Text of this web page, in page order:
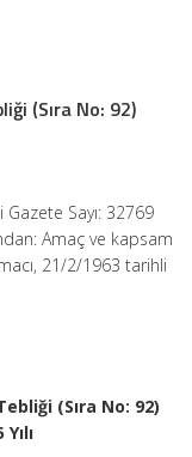
(Sıra No: 92)
Gazete Sayı: 32769
Amaç ve kapsam
21/2/1963 tarihli
(Sıra No: 92)